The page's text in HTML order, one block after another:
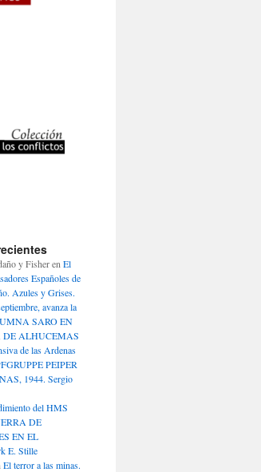
y Fisheren El
Españoles de
Azules y Grises.
avanza la
SARO EN
ALHUCEMAS
de las Ardenas
PEIPER
1944. Sergio
del HMS
DE
EN EL
E. Stille
El terror a las minas.